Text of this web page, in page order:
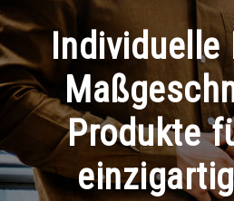
Individuelle
Produkte